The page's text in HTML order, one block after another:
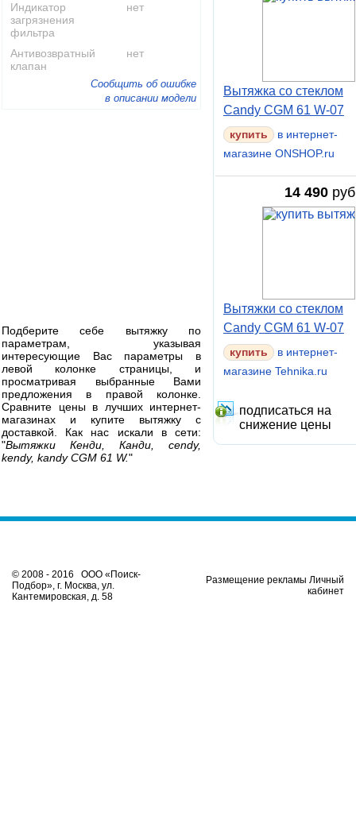
Индикатор
загрязнения
фильтра
нет
Антивозвратный
клапан
нет
Сообщить об ошибке
в описании модели
Вытяжка со стеклом
Candy CGM 61 W-07
купить
в интернет-
магазине ONSHOP.ru
14 490
Вытяжки со стеклом
Candy CGM 61 W-07
в интернет-
магазине Tehnika.ru
подписаться на
снижение цены
Подберите себе вытяжку по
параметрам, указывая
интересующие Вас параметры в
левой колонке страницы, и
просматривая выбранные Вами
предложения в правой колонке.
Сравните цены в лучших интернет-
магазинах и купите вытяжку с
доставкой. Как нас искали в сети:
"Вытяжки Кенди, Канди, cendy,
kendy, kandy CGM 61 W."
© 2008 - 2016 ООО «Поиск-
Подбор», г. Москва, ул.
Кантемировская, д. 58
Размещение рекламы Личный
кабинет